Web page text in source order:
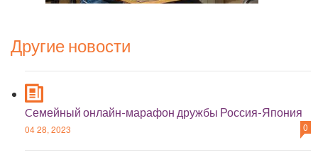
Другие новости
Cемейный онлайн-марафон дружбы Россия-Япония
04 28, 2023 0